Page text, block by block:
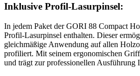
Inklusive Profil-Lasurpinsel:
In jedem Paket der GORI 88 Compact
Profil-Lasurpinsel enthalten. Dieser
gleichmäßige Anwendung auf allen
profiliert. Mit seinem ergonomischen
und trägt zur professionellen Ausführung